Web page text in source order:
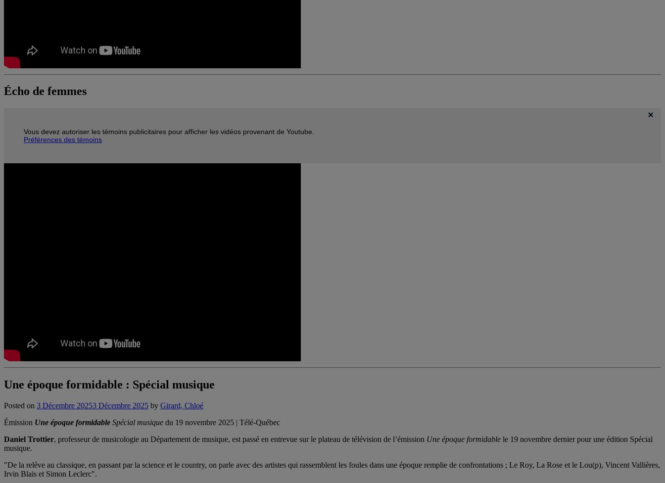
Écho de femmes
Vous devez autoriser les témoins publicitaires pour afficher les vidéos provenant de Youtube.
Préférences des témoins
Une époque formidable : Spécial musique
Posted on 3 Décembre 20253 Décembre 2025 by Girard, Chloé
Émission Une époque formidable Spécial musique du 19 novembre 2025 | Télé-Québec
Daniel Trottier, professeur de musicologie au Département de musique, est passé en entrevue sur le plateau de télévision de l’émission Une époque formidable le 19 novembre dernier pour une édition Spécial
musique.
"De la relève au classique, en passant par la science et le country, on parle avec des artistes qui rassemblent les foules dans une époque remplie de confrontations ; Le Roy, La Rose et le Lou(p), Vincent Vallières,
Irvin Blais et Simon Leclerc".